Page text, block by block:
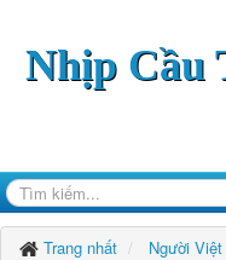
Nhịp Cầu
Trang nhất Người Việt